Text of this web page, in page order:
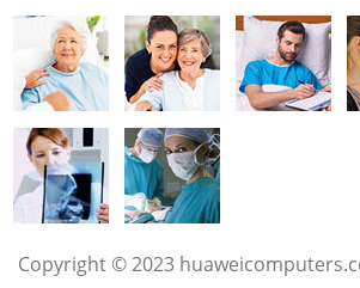
Copyright © 2023